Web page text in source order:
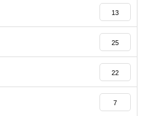
13
25
22
7